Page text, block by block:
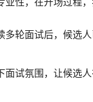
轮面试后，候选
试氛围，让候选人